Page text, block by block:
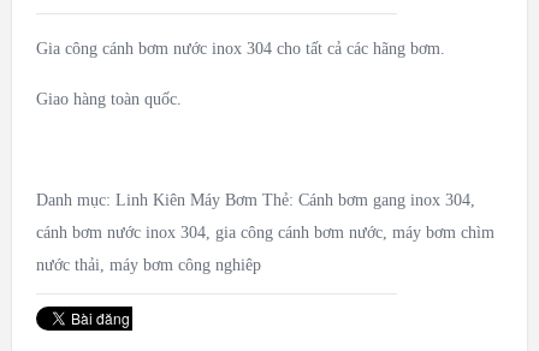
Gia công cánh bơm nước inox 304 cho tất cả các hãng bơm.
Giao hàng toàn quốc.
Danh mục: Linh Kiên Máy Bơm Thẻ: Cánh bơm gang inox 304,
cánh bơm nước inox 304, gia công cánh bơm nước, máy bơm chìm
nước thải, máy bơm công nghiêp